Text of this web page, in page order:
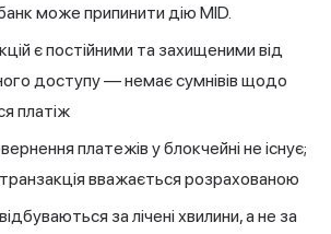
може припинити дію MID.
є постійними та захищеними від
доступу — немає сумнівів щодо
платіж
платежів у блокчейні не існує;
вважається розрахованою
за лічені хвилини, а не за